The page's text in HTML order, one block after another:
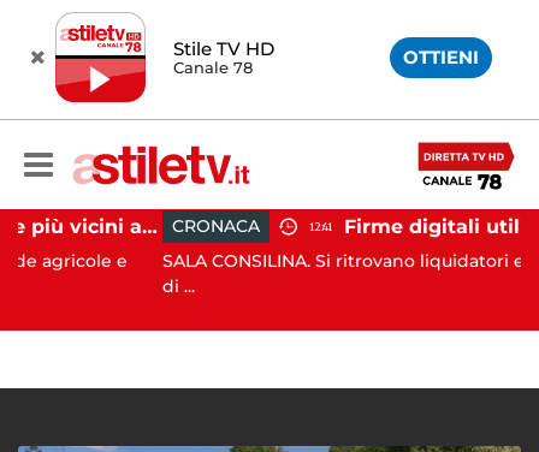
Stile TV HD
Canale 78 OTTIENI
Cinghiali sempre più vicini all'uomo: nel Cilento una famigliola arriva fino alla spiaggia
e
CRONACA 12:41
SALA CONSILINA. Si ritrovano liquidatori e